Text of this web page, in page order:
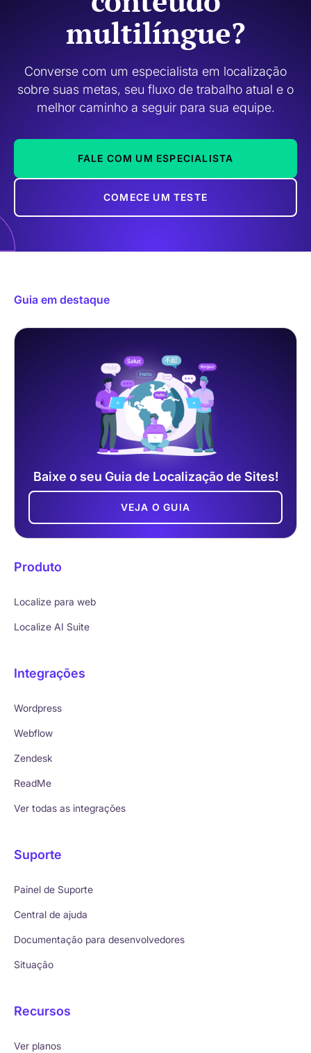
multilíngue?
Converse com um especialista em localização
sobre suas metas, seu fluxo de trabalho atual e o
melhor caminho a seguir para sua equipe.
FALE COM UM ESPECIALISTA
COMECE UM TESTE
Guia em destaque
Baixe o seu Guia de Localização de Sites!
VEJA O GUIA
Produto
Localize para web
Localize AI Suite
Integrações
Wordpress
Webflow
Zendesk
ReadMe
Ver todas as integrações
Suporte
Painel de Suporte
Central de ajuda
Documentação para desenvolvedores
Situação
Recursos
Ver planos